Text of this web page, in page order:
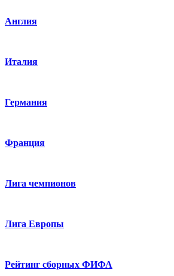
Англия
Италия
Германия
Франция
Лига чемпионов
Лига Европы
Рейтинг сборных ФИФА